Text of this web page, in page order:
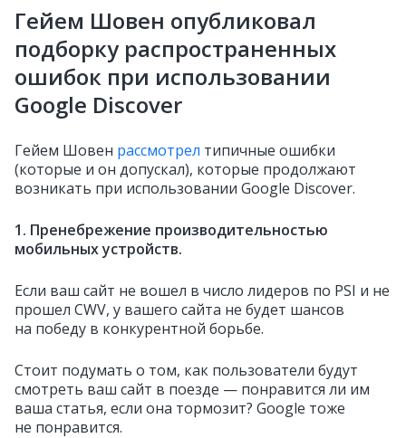
Гейем Шовен опубликовал
подборку распространенных
ошибок при использовании
Google Discover
Гейем Шовен рассмотрел типичные ошибки
(которые и он допускал), которые продолжают
возникать при использовании Google Discover.
1. Пренебрежение производительностью
мобильных устройств.
Если ваш сайт не вошел в число лидеров по PSI и не
прошел CWV, у вашего сайта не будет шансов
на победу в конкурентной борьбе.
Стоит подумать о том, как пользователи будут
смотреть ваш сайт в поезде — понравится ли им
ваша статья, если она тормозит? Google тоже
не понравится.